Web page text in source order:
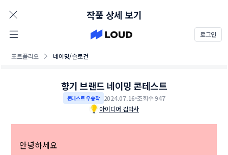
로그인
포트폴리오 네이밍/슬로건
작품 상세 보기
향기 브랜드 네이밍 콘테스트
콘테스트 우승작 2024.07.16 조회수 947
아이디어 김박사
안녕하세요